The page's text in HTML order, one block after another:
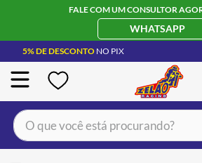
FALE COM UM CONSULTOR
WHATSAPP
5% DE DESCONTO NO PIX
O que você está procurando?